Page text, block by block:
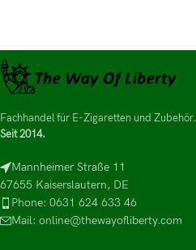
Fachhandel für E-Zigaretten und Zubehör.
Seit 2014.
Mannheimer Straße 11
67655 Kaiserslautern, DE
Phone: 0631 624 633 46
Mail: online@thewayofliberty.com